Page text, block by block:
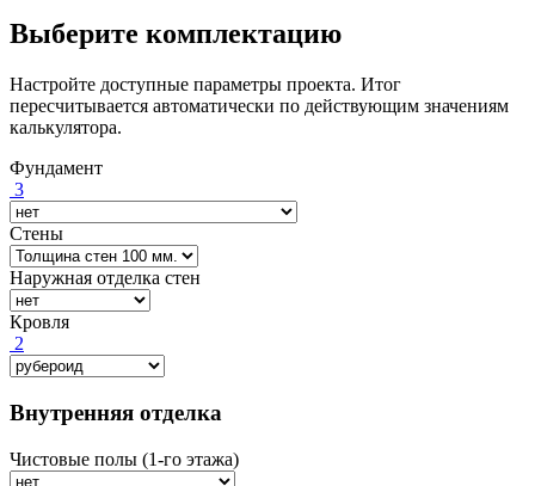
Выберите комплектацию
Настройте доступные параметры проекта. Итог
пересчитывается автоматически по действующим значениям
калькулятора.
Фундамент
3
Стены
Наружная отделка стен
Кровля
2
Внутренняя отделка
Чистовые полы (1-го этажа)